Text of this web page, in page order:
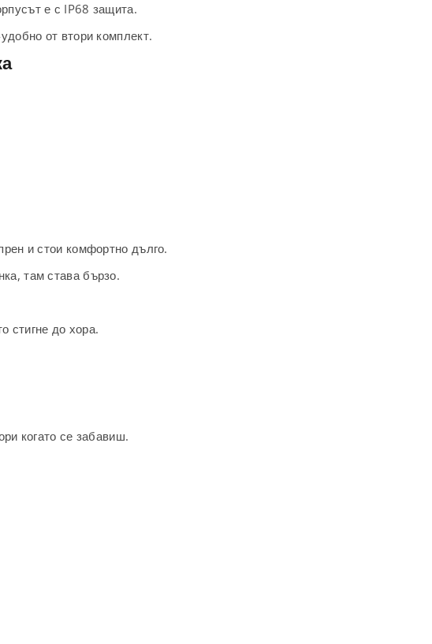
е с IP68 защита.
от втори комплект.
и стои комфортно дълго.
там става бързо.
стигне до хора.
когато се забавиш.